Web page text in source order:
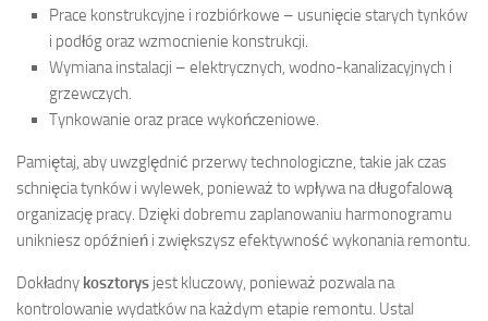
Prace konstrukcyjne i rozbiórkowe – usunięcie starych tynków
i podłóg oraz wzmocnienie konstrukcji.
Wymiana instalacji – elektrycznych, wodno-kanalizacyjnych i
grzewczych.
Tynkowanie oraz prace wykończeniowe.
Pamiętaj, aby uwzględnić przerwy technologiczne, takie jak czas
schnięcia tynków i wylewek, ponieważ to wpływa na długofalową
organizację pracy. Dzięki dobremu zaplanowaniu harmonogramu
unikniesz opóźnień i zwiększysz efektywność wykonania remontu.
Dokładny kosztorys jest kluczowy, ponieważ pozwala na
kontrolowanie wydatków na każdym etapie remontu. Ustal